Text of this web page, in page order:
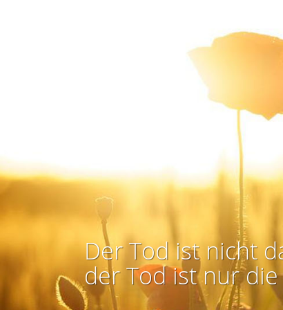
Der Tod ist nicht
der Tod ist nur